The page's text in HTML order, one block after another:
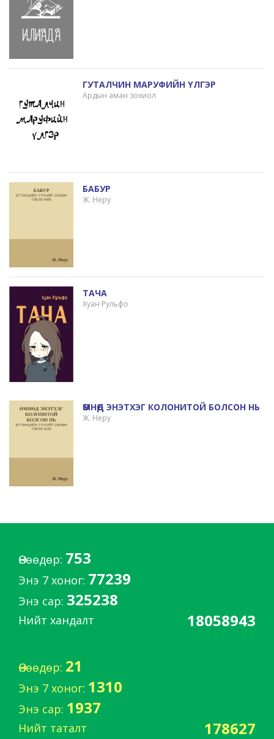
ГУТАЛЧИН МАРУФИЙН ҮЛГЭР
Ардын аман зохиол
БАБУР
Ж. Неру
ТАЧА
Хуан Рульфо
ӨМНӨД ЭНЭТХЭГ КОЛОНИТОЙ БОЛСОН НЬ
Ж. Неру
Өнөөдөр: 753
Энэ 7 хоног: 77239
Энэ сар: 325238
Нийт хандалт 18058943
Өнөөдөр: 21
Энэ 7 хоног: 1310
Энэ сар: 1937
Нийт таталт 178627